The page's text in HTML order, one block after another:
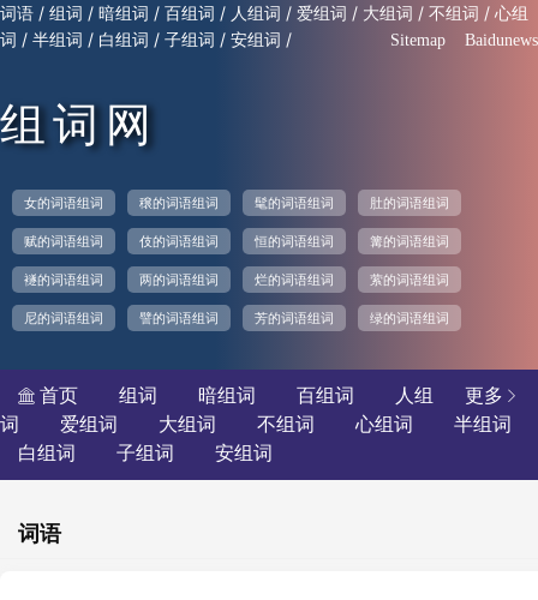
词语 / 组词 / 暗组词 / 百组词 / 人组词 / 爱组词 / 大组词 / 不组词 / 心组
词 / 半组词 / 白组词 / 子组词 / 安组词 / Sitemap Baidunews
组词网
女的词语组词 穣的词语组词 髦的词语组词 肚的词语组词
赋的词语组词 伎的词语组词 恒的词语组词 篝的词语组词
襚的词语组词 两的词语组词 烂的词语组词 萦的词语组词
尼的词语组词 譬的词语组词 芳的词语组词 绿的词语组词
更多 
 首页 组词 暗组词 百组词
人组
词
爱组词 大组词 不组词 心组词
半组词
白组词
子组词 安组词
词语